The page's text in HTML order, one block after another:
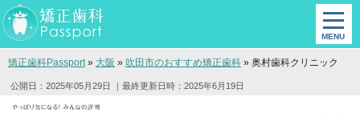
矯正歯科Passport» 大阪 » 吹田市のおすすめ矯正歯科 » 奥村歯科クリニック
公開日：2025年05月29日 ｜最終更新日時：2025年6月19日